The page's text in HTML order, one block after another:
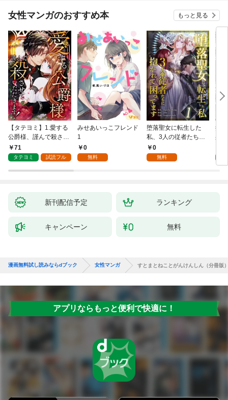
女性マンガのおすすめ本 もっと見る
【タテヨミ】1.愛する
公爵様、謹んで殺させ
ていただきます！
71
タテヨミ 試読フル
みせあいっこフレンド
1
0
無料
堕落聖女に転生した
私、3人の従者たちに
抱かれて困ってます 第
1話
0
無料
授
身
新刊配信予定 ランキング
キャンペーン 無料
漫画無料試し読みならdブック 女性マンガ すとまとねことがんけんしん（分冊
アプリならもっと便利で快適に！